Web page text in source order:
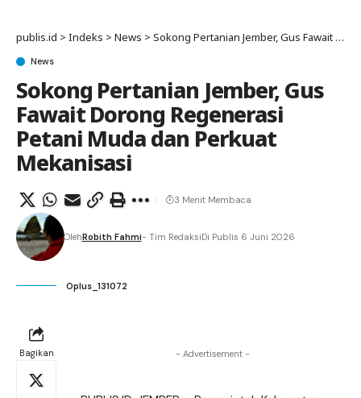
publis.id > Indeks > News > Sokong Pertanian Jember, Gus Fawait Dorong Regenerasi Petani Muda dan Perkuat Mekanisasi
News
Sokong Pertanian Jember, Gus
Fawait Dorong Regenerasi
Petani Muda dan Perkuat
Mekanisasi
OlehRobith Fahmi- Tim RedaksiDi Publis 6 Juni 2026
3 Menit Membaca
Oplus_131072
Bagikan - Advertisement -